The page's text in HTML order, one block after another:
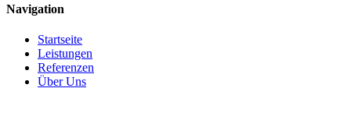
Navigation
Startseite
Leistungen
Referenzen
Über Uns